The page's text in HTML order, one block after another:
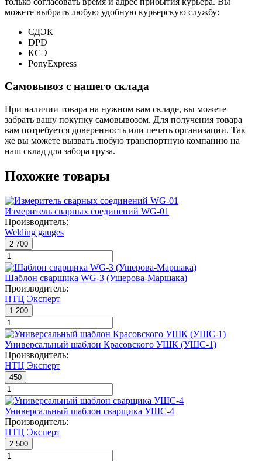
можете выбрать любую удобную курьерскую службу:
СДЭК
DPD
КСЭ
PonyExpress
Самовывоз с нашего склада
При наличии товара на нужном вам складе, вы можете
забрать вашу покупку самовывозом. Для получения товара
вам потребуется доверенность или печать организации. Так
же вы можете вызвать любую транспортную компанию на
наш склад для забора груза.
Похожие товары
Измеритель сварных соединений WG-01
Производитель:
Welding gauges
2 700
Шаблон сварщика WG-3 (Ушерова-Маршака)
Производитель:
НТЦ Эксперт
1 200
Универсальный шаблон Красовского УШК (УШС-1)
Производитель:
НТЦ Эксперт
450
Универсальный шаблон сварщика УШС-4
Производитель:
НТЦ Эксперт
2 500